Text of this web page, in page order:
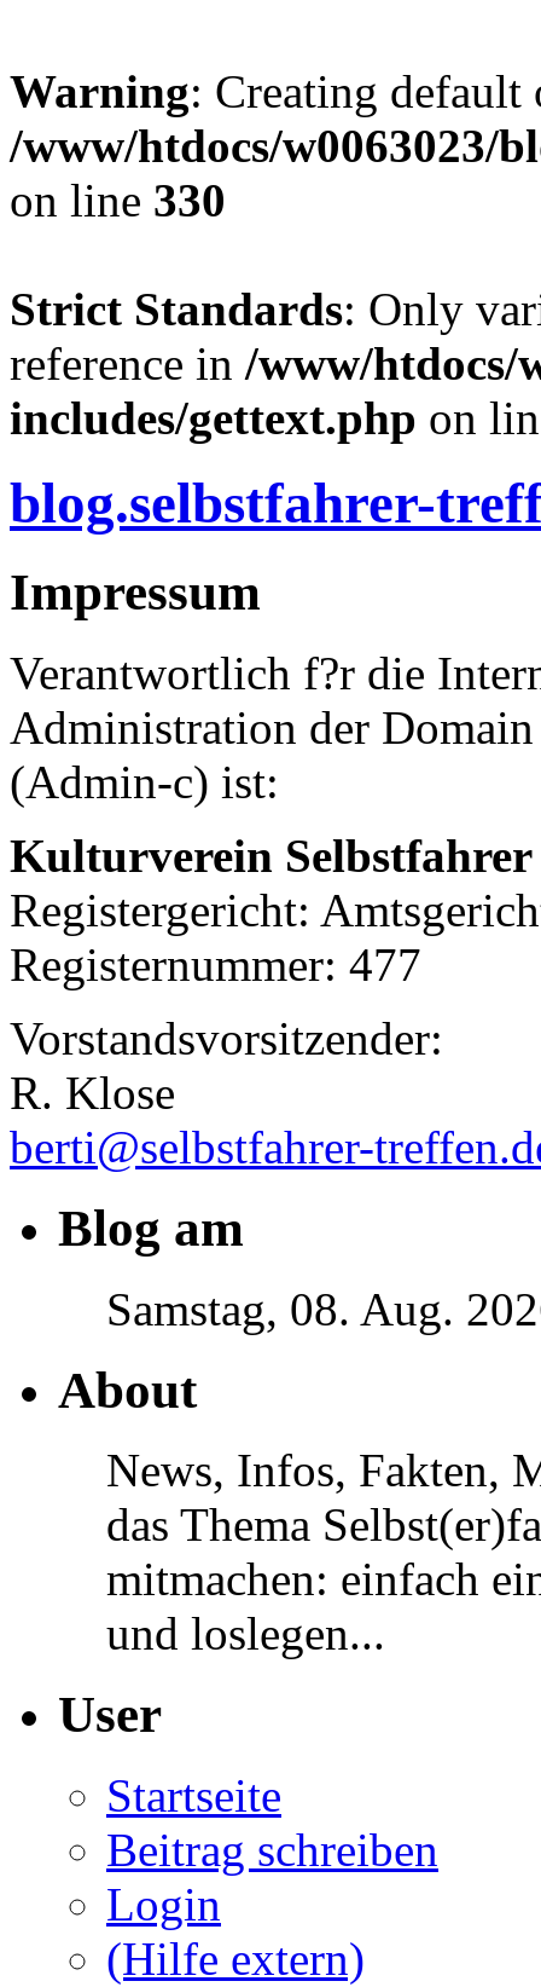
Warning: Creating
/www/htdocs/w0063023/
on line 330
Strict Standards: Only
reference in /www/htdocs/
includes/gettext.php on
blog.selbstfahrer-
Impressum
Verantwortlich f?r die
Administration der
(Admin-c) ist:
Kulturverein Selbstfahrer
Registergericht:
Registernummer: 477
Vorstandsvorsitzender:
R. Klose
berti@selbstfahrer-
Blog am
Samstag, 08. Aug.
About
News, Infos, Fakten,
das Thema
mitmachen: einfach
und loslegen...
User
Startseite
Beitrag schreiben
Login
(Hilfe extern)